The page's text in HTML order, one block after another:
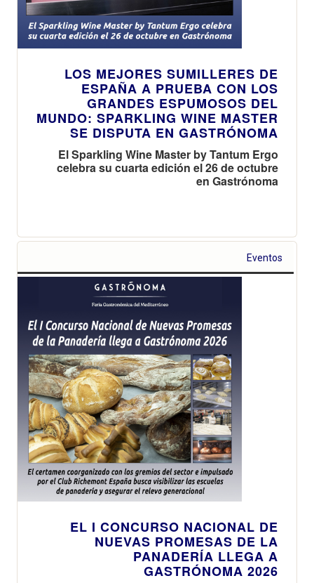
LOS MEJORES SUMILLERES DE
ESPAÑA A PRUEBA CON LOS
GRANDES ESPUMOSOS DEL
MUNDO: SPARKLING WINE MASTER
SE DISPUTA EN GASTRÓNOMA
El Sparkling Wine Master by Tantum Ergo
celebra su cuarta edición el 26 de octubre
en Gastrónoma
Eventos
EL I CONCURSO NACIONAL DE
NUEVAS PROMESAS DE LA
PANADERÍA LLEGA A
GASTRÓNOMA 2026